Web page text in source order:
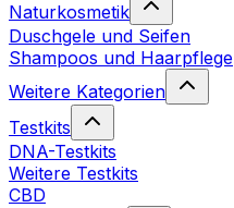
Naturkosmetik
Duschgele und Seifen
Shampoos und Haarpflege
Weitere Kategorien
Testkits
DNA-Testkits
Weitere Testkits
CBD